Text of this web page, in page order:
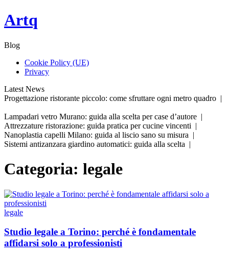
Skip
to
Artq
Blog
Cookie Policy (UE)
Privacy
Latest News
Progettazione ristorante piccolo: come sfruttare ogni metro quadro |
Lampadari vetro Murano: guida alla scelta per case d’autore |
Attrezzature ristorazione: guida pratica per cucine vincenti |
Nanoplastia capelli Milano: guida al liscio sano su misura |
Sistemi antizanzara giardino automatici: guida alla scelta |
Categoria: legale
legale
Studio legale a Torino: perché è fondamentale
affidarsi solo a professionisti